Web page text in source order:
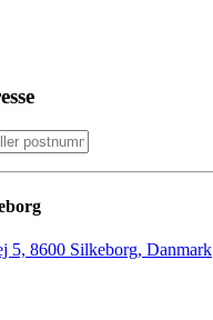
5, 8600 Silkeborg, Danmark